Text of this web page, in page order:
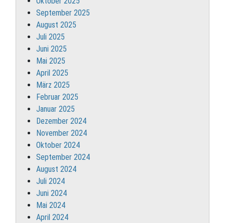
September 2025
August 2025
Juli 2025
Juni 2025
Mai 2025
April 2025
März 2025
Februar 2025
Januar 2025
Dezember 2024
November 2024
Oktober 2024
September 2024
August 2024
Juli 2024
Juni 2024
Mai 2024
April 2024